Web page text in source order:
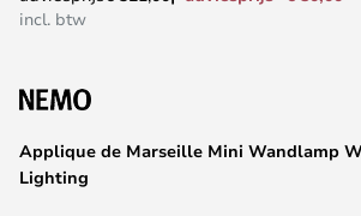
het
de
gallerij
Applique de Marseille Mini Wandlamp
Lighting
incl. btw